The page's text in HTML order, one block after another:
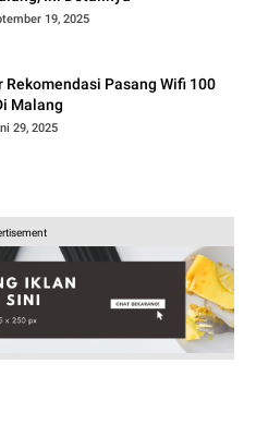
19, 2025
Rekomendasi Pasang Wifi 100
Malang
29, 2025